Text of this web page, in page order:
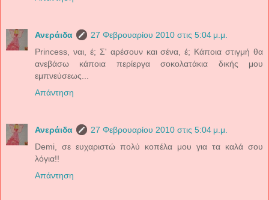
Ανεράιδα
27 Φεβρουαρίου 2010 στις 5:04 μ.μ.
Princess, ναι, έ; Σ' αρέσουν και σένα, έ; Κάποια στιγμή θα
ανεβάσω κάποια περίεργα σοκολατάκια δικής μου
εμπνεύσεως...
Απάντηση
Ανεράιδα
27 Φεβρουαρίου 2010 στις 5:04 μ.μ.
Demi, σε ευχαριστώ πολύ κοπέλα μου για τα καλά σου
λόγια!!
Απάντηση